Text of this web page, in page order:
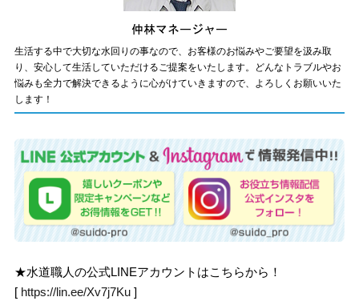
生活する中で大切な水回りの事なので、お客様のお悩みやご要望を汲み取
り、安心して生活していただけるご提案をいたします。どんなトラブルやお
悩みも全力で解決できるように心がけていきますので、よろしくお願いいた
します！
★水道職人の公式LINEアカウントはこちらから！
[ https://lin.ee/Xv7j7Ku ]